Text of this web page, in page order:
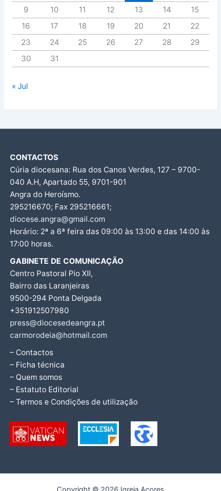
9
10 11 12 13 14
15
16
17 18 19 20 21
22
23
24 25 26 27 28
29
30
31
« Jul
CONTACTOS
Cúria diocesana: Rua dos Canos Verdes, 127 – 9700-
040 A.H, Apartado 55, 9701-901
Angra do Heroísmo.
295216670; Fax 295216661;
diocese.angra@gmail.com
Horário: 2ª a 6ª feira das 09:00 às 13:00 e das 14:00 às
17:00 horas.
GABINETE DE COMUNICAÇÃO
Centro Pastoral Pio XII,
Bairro das Laranjeiras
9500-294 Ponta Delgada
+351912507980
press@diocesedeangra.pt
carmorodeia@hotmail.com
– Contactos
– Ficha técnica
– Quem somos
– Estatuto Editorial
– Termos e Condições de utilização